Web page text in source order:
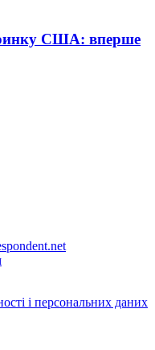
ринку США: вперше
і персональних даних